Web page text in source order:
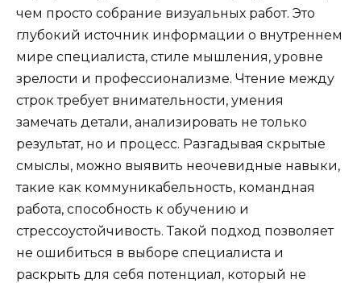
чем просто собрание визуальных работ. Это
глубокий источник информации о внутреннем
мире специалиста, стиле мышления, уровне
зрелости и профессионализме. Чтение между
строк требует внимательности, умения
замечать детали, анализировать не только
результат, но и процесс. Разгадывая скрытые
смыслы, можно выявить неочевидные навыки,
такие как коммуникабельность, командная
работа, способность к обучению и
стрессоустойчивость. Такой подход позволяет
не ошибиться в выборе специалиста и
раскрыть для себя потенциал, который не